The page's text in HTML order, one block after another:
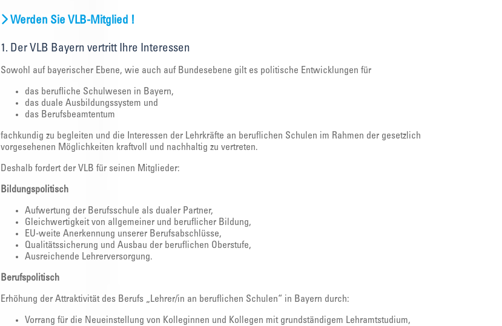
Werden Sie VLB-Mitglied !
1. Der VLB Bayern vertritt Ihre Interessen
Sowohl auf bayerischer Ebene, wie auch auf Bundesebene gilt es politische Entwicklungen für
das berufliche Schulwesen in Bayern,
das duale Ausbildungssystem und
das Berufsbeamtentum
fachkundig zu begleiten und die Interessen der Lehrkräfte an beruflichen Schulen im Rahmen der gesetzlich
vorgesehenen Möglichkeiten kraftvoll und nachhaltig zu vertreten.
Deshalb fordert der VLB für seinen Mitglieder:
Bildungspolitisch
Aufwertung der Berufsschule als dualer Partner,
Gleichwertigkeit von allgemeiner und beruflicher Bildung,
EU-weite Anerkennung unserer Berufsabschlüsse,
Qualitätssicherung und Ausbau der beruflichen Oberstufe,
Ausreichende Lehrerversorgung.
Berufspolitisch
Erhöhung der Attraktivität des Berufs „Lehrer/in an beruflichen Schulen“ in Bayern durch:
Vorrang für die Neueinstellung von Kolleginnen und Kollegen mit grundständigem Lehramtstudium,